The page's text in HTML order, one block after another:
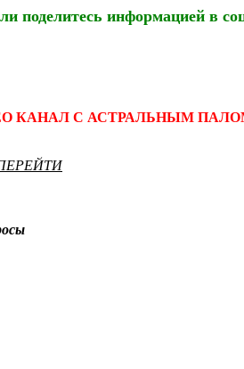
поделитесь информацией в
КАНАЛ С АСТРАЛЬНЫМ